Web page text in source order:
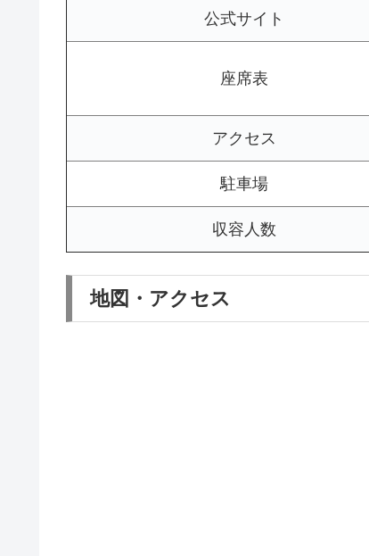
公式サイト
座席表
アクセス
駐車場
収容人数
地図・アクセス